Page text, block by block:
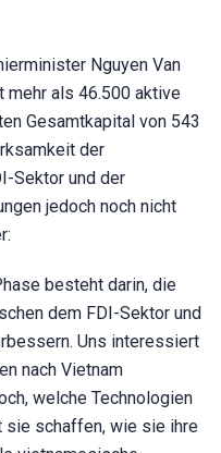
Nguyen Van
mehr als 46.500 aktive
Gesamtkapital von 543
der
Sektor und der
jedoch noch nicht
besteht darin, die
dem FDI-Sektor und
Uns interessiert
nach Vietnam
welche Technologien
sie schaffen, wie sie ihre